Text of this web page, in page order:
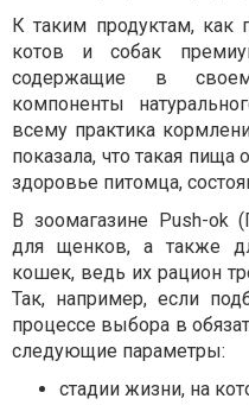
К таким продуктам, как
котов и собак
содержащие в своем
компоненты
всему практика
показала, что такая
здоровье питомца,
В зоомагазине Push-ok
для щенков, а также
кошек, ведь их рацион
Так, например, если
процессе выбора в
следующие параметры:
стадии жизни, на